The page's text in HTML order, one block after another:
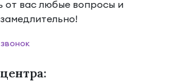
вас любые вопросы и